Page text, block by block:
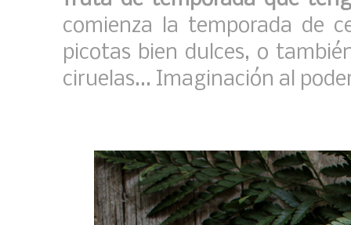
comienza la temporada de
picotas bien dulces, o
ciruelas... Imaginación al